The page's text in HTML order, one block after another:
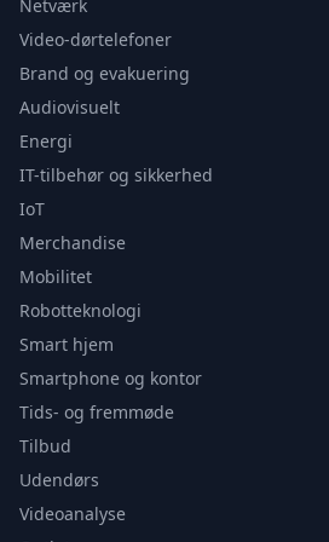
Netværk
Video-dørtelefoner
Brand og evakuering
Audiovisuelt
Energi
IT-tilbehør og sikkerhed
IoT
Merchandise
Mobilitet
Robotteknologi
Smart hjem
Smartphone og kontor
Tids- og fremmøde
Tilbud
Udendørs
Videoanalyse